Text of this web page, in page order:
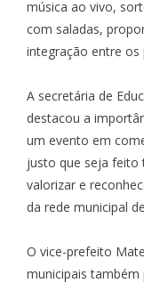
música ao vivo,
com saladas,
integração entre os
A secretária de
destacou a
um evento em
justo que seja feito
valorizar e
da rede municipal
O vice-prefeito
municipais também